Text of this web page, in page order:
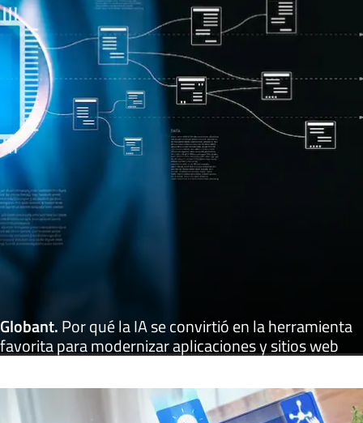
Globant.Por qué la IA se convirtió en la herramienta
favorita para modernizar aplicaciones y sitios web